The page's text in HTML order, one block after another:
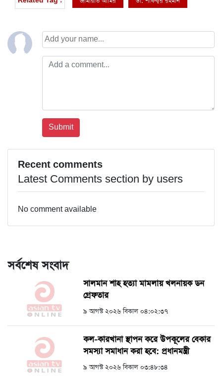
Recent comments
Latest Comments section by users
No comment available
সর্বশেষ সংবাদ
সালমান শাহ হত্যা মামলায় খলনায়ক ডন
গ্রেফতার
৯ আগস্ট ২০২৬ বিকাল ০৪:০২:৩৭
কল-কারখানা স্থাপন করে উপকূলের বেকার
সমস্যা সমাধান করা হবে: প্রধানমন্ত্রী
৯ আগস্ট ২০২৬ বিকাল ০৩:৪৮:৩৪